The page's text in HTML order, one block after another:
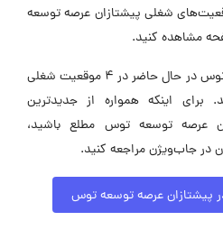
شغلی پیشتازان عرصه توسعه
مشاهده کنید.
پیشتازان عرصه توسعه توس در حال حاضر در ۴ موقعیت شغلی
برای اینکه همواره از جدیدترین
عرصه توسعه توس مطلع باشید،
در جاب‌ویژن مراجعه کنید.
پیشتازان عرصه توسعه توس